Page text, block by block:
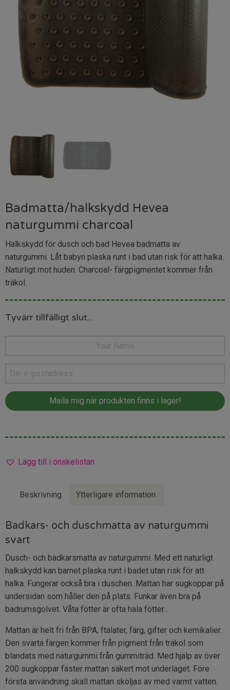
Badmatta/halkskydd Hevea
naturgummi charcoal
Halkskydd för dusch och bad Hevea badmatta av
naturgummi. Låt babyn plaska runt i bad utan risk för att halka.
Naturligt mot huden. Charcoal- färgpigmentet kommer från
träkol.
Tyvärr tillfälligt slut...
Lägg till i önskelistan
Beskrivning Ytterligare information
Badkars- och duschmatta av naturgummi
svart
Dusch- och badkarsmatta av naturgummi. Med ett naturligt
halkskydd kan barnet plaska runt i badet utan risk för att
halka. Fungerar också bra i duschen. Mattan har sugkoppar på
undersidan som håller den på plats. Funkar även bra på
badrumsgolvet. Våta fötter är ofta hala fötter…
Mattan är helt fri från BPA, ftalater, färg, gifter och kemikalier.
Den svarta färgen kommer från pigment från träkol som
blandats med naturgummi från gummiträd. Med hjälp av över
200 sugkoppar fäster mattan säkert mot underlaget. Före
första användning skall mattan sköljas av med varmt vatten.